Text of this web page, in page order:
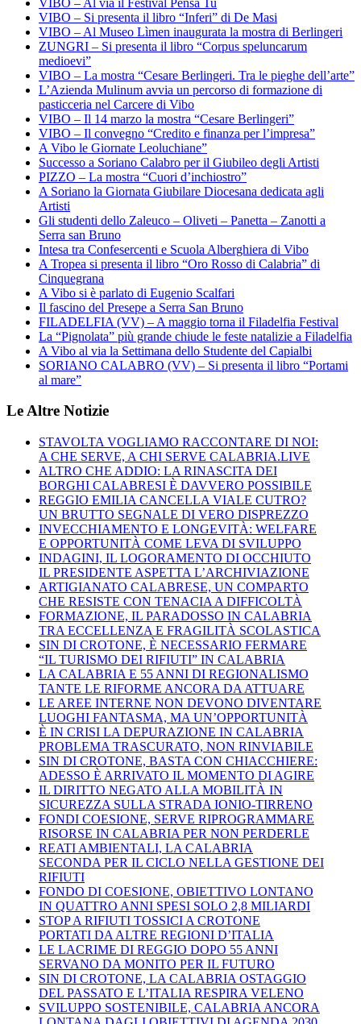
VIBO – Si presenta il libro “Inferi” di De Masi
VIBO – Al Museo Lìmen inaugurata la mostra di Berlingeri
ZUNGRI – Si presenta il libro “Corpus speluncarum
medioevi”
VIBO – La mostra “Cesare Berlingeri. Tra le pieghe dell’arte”
L’Azienda Mulinum avvia un percorso di formazione di
pasticceria nel Carcere di Vibo
VIBO – Il 14 marzo la mostra “Cesare Berlingeri”
VIBO – Il convegno “Credito e finanza per l’impresa”
A Vibo le Giornate Leoluchiane”
Successo a Soriano Calabro per il Giubileo degli Artisti
PIZZO – La mostra “Cuori d’inchiostro”
A Soriano la Giornata Giubilare Diocesana dedicata agli
Artisti
Gli studenti dello Zaleuco – Oliveti – Panetta – Zanotti a
Serra san Bruno
Intesa tra Confesercenti e Scuola Alberghiera di Vibo
A Tropea si presenta il libro “Oro Rosso di Calabria” di
Cinquegrana
A Vibo si è parlato di Eugenio Scalfari
Il fascino del Presepe a Serra San Bruno
FILADELFIA (VV) – A maggio torna il Filadelfia Festival
La “Pignolata” più grande chiude le feste natalizie a Filadelfia
A Vibo al via la Settimana dello Studente del Capialbi
SORIANO CALABRO (VV) – Si presenta il libro “Portami
al mare”
Le Altre Notizie
STAVOLTA VOGLIAMO RACCONTARE DI NOI:
A CHE SERVE, A CHI SERVE CALABRIA.LIVE
ALTRO CHE ADDIO: LA RINASCITA DEI
BORGHI CALABRESI È DAVVERO POSSIBILE
REGGIO EMILIA CANCELLA VIALE CUTRO?
UN BRUTTO SEGNALE DI VERO DISPREZZO
INVECCHIAMENTO E LONGEVITÀ: WELFARE
E OPPORTUNITÀ COME LEVA DI SVILUPPO
INDAGINI, IL LOGORAMENTO DI OCCHIUTO
IL PRESIDENTE ASPETTA L’ARCHIVIAZIONE
ARTIGIANATO CALABRESE, UN COMPARTO
CHE RESISTE CON TENACIA A DIFFICOLTÀ
FORMAZIONE, IL PARADOSSO IN CALABRIA
TRA ECCELLENZA E FRAGILITÀ SCOLASTICA
SIN DI CROTONE, È NECESSARIO FERMARE
“IL TURISMO DEI RIFIUTI” IN CALABRIA
LA CALABRIA E 55 ANNI DI REGIONALISMO
TANTE LE RIFORME ANCORA DA ATTUARE
LE AREE INTERNE NON DEVONO DIVENTARE
LUOGHI FANTASMA, MA UN’OPPORTUNITÀ
È IN CRISI LA DEPURAZIONE IN CALABRIA
PROBLEMA TRASCURATO, NON RINVIABILE
SIN DI CROTONE, BASTA CON CHIACCHIERE:
ADESSO È ARRIVATO IL MOMENTO DI AGIRE
IL DIRITTO NEGATO ALLA MOBILITÀ IN
SICUREZZA SULLA STRADA IONIO-TIRRENO
FONDI COESIONE, SERVE RIPROGRAMMARE
RISORSE IN CALABRIA PER NON PERDERLE
REATI AMBIENTALI, LA CALABRIA
SECONDA PER IL CICLO NELLA GESTIONE DEI
RIFIUTI
FONDO DI COESIONE, OBIETTIVO LONTANO
IN QUATTRO ANNI SPESI SOLO 2,8 MILIARDI
STOP A RIFIUTI TOSSICI A CROTONE
PORTATI DA ALTRE REGIONI D’ITALIA
LE LACRIME DI REGGIO DOPO 55 ANNI
SERVANO DA MONITO PER IL FUTURO
SIN DI CROTONE, LA CALABRIA OSTAGGIO
DEL PASSATO E L’ITALIA RESPIRA VELENO
SVILUPPO SOSTENIBILE, CALABRIA ANCORA